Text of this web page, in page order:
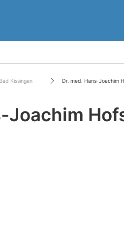
Bad Kissingen Dr. med. Hans-Joachim
Joachim